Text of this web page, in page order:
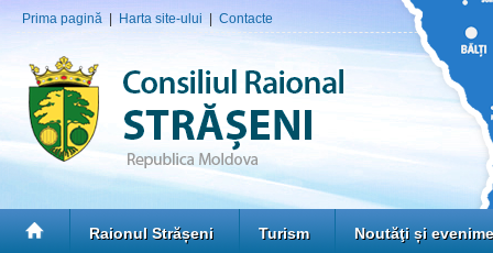
Prima pagină Harta site-ului Contacte
Raionul Strășeni Turism Noutăţi și